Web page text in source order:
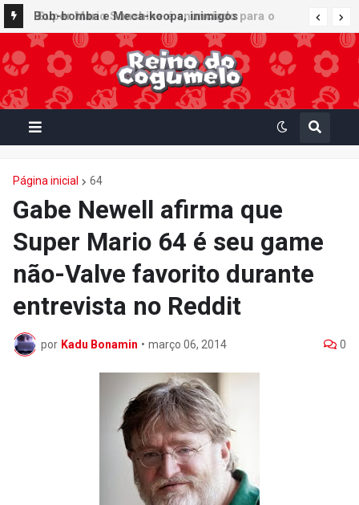
Bob-bomba e Meca-koopa, inimigos
"mecânicos" de Super Mario, viram brinquedos
de corda no Super Nintendo World
Página inicial 64
Gabe Newell afirma que
Super Mario 64 é seu game
não-Valve favorito durante
entrevista no Reddit
por Kadu Bonamin • março 06, 2014 0